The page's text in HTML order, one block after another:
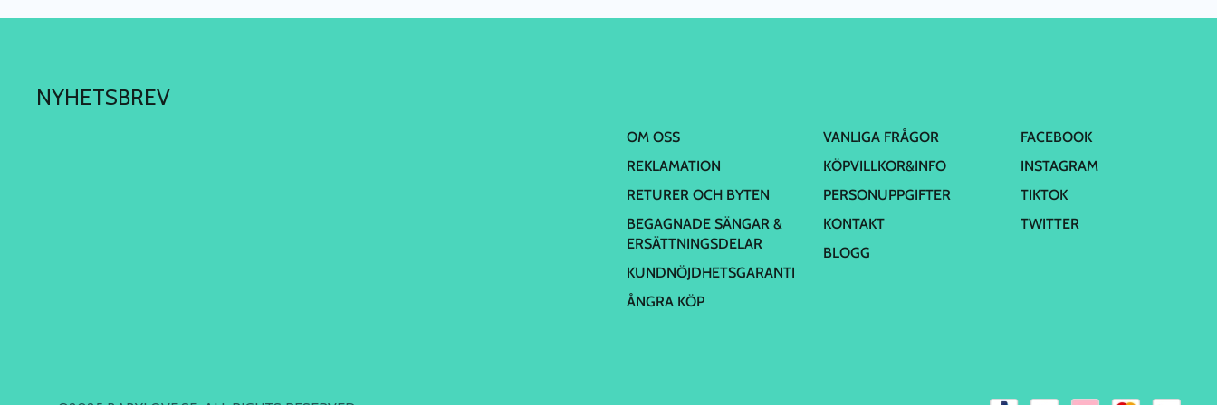
NYHETSBREV
OM OSS
REKLAMATION
RETURER OCH BYTEN
BEGAGNADE SÄNGAR &
ERSÄTTNINGSDELAR
KUNDNÖJDHETSGARANTI
ÅNGRA KÖP
VANLIGA FRÅGOR
KÖPVILLKOR&INFO
PERSONUPPGIFTER
KONTAKT
BLOGG
FACEBOOK
INSTAGRAM
TIKTOK
TWITTER